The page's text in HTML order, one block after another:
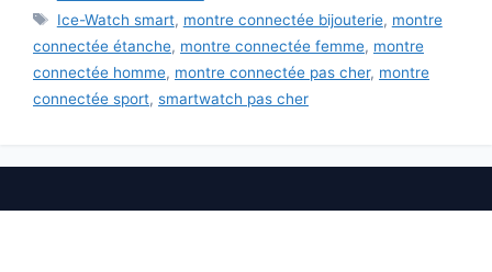
Étiquettes
Ice-Watch smart, montre connectée bijouterie, montre
connectée étanche, montre connectée femme, montre
connectée homme, montre connectée pas cher, montre
connectée sport, smartwatch pas cher